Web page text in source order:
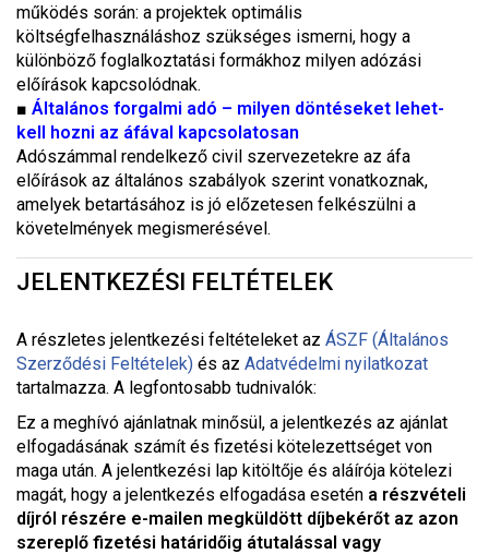
működés során: a projektek optimális
költségfelhasználáshoz szükséges ismerni, hogy a
különböző foglalkoztatási formákhoz milyen adózási
előírások kapcsolódnak.
■ Általános forgalmi adó – milyen döntéseket lehet-
kell hozni az áfával kapcsolatosan
Adószámmal rendelkező civil szervezetekre az áfa
előírások az általános szabályok szerint vonatkoznak,
amelyek betartásához is jó előzetesen felkészülni a
követelmények megismerésével.
JELENTKEZÉSI FELTÉTELEK
A részletes jelentkezési feltételeket az ÁSZF (Általános
Szerződési Feltételek) és az Adatvédelmi nyilatkozat
tartalmazza. A legfontosabb tudnivalók:
Ez a meghívó ajánlatnak minősül, a jelentkezés az ajánlat
elfogadásának számít és fizetési kötelezettséget von
maga után. A jelentkezési lap kitöltője és aláírója kötelezi
magát, hogy a jelentkezés elfogadása esetén a részvételi
díjról részére e-mailen megküldött díjbekérőt az azon
szereplő fizetési határidőig átutalással vagy